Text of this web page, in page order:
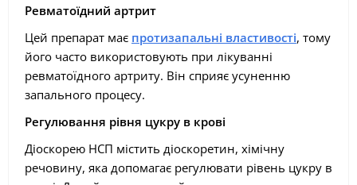
Ревматоїдний артрит
Цей препарат має протизапальні властивості, тому
його часто використовують при лікуванні
ревматоїдного артриту. Він сприяє усуненню
запального процесу.
Регулювання рівня цукру в крові
Діоскорею НСП містить діоскоретин, хімічну
речовину, яка допомагає регулювати рівень цукру в